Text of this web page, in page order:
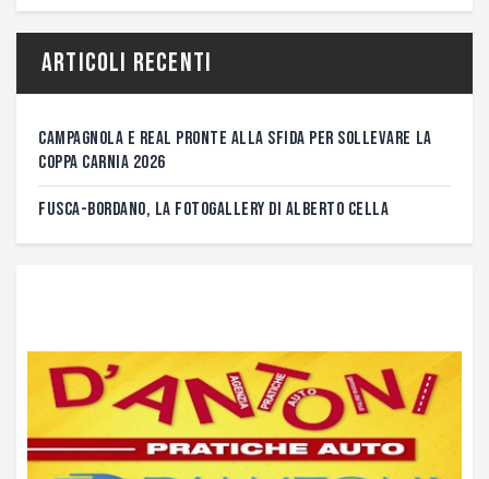
Articoli recenti
CAMPAGNOLA E REAL PRONTE ALLA SFIDA PER SOLLEVARE LA
COPPA CARNIA 2026
FUSCA-BORDANO, LA FOTOGALLERY DI ALBERTO CELLA